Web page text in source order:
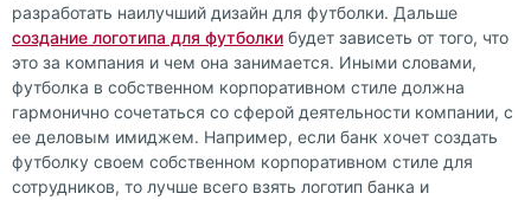
разработать наилучший дизайн для футболки. Дальше
создание логотипа для футболки будет зависеть от того, что
это за компания и чем она занимается. Иными словами,
футболка в собственном корпоративном стиле должна
гармонично сочетаться со сферой деятельности компании, с
ее деловым имиджем. Например, если банк хочет создать
футболку своем собственном корпоративном стиле для
сотрудников, то лучше всего взять логотип банка и